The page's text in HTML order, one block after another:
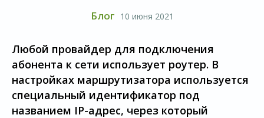
Блог 10 июня 2021
Любой провайдер для подключения
абонента к сети использует роутер. В
настройках маршрутизатора используется
специальный идентификатор под
названием IP-адрес, через который